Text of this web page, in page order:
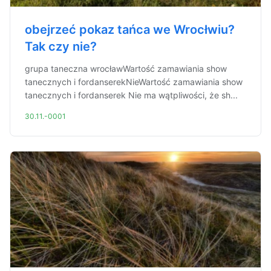
obejrzeć pokaz tańca we Wrocłwiu?
Tak czy nie?
grupa taneczna wrocławWartość zamawiania show
tanecznych i fordanserekNieWartość zamawiania show
tanecznych i fordanserek Nie ma wątpliwości, że sh...
30.11.-0001